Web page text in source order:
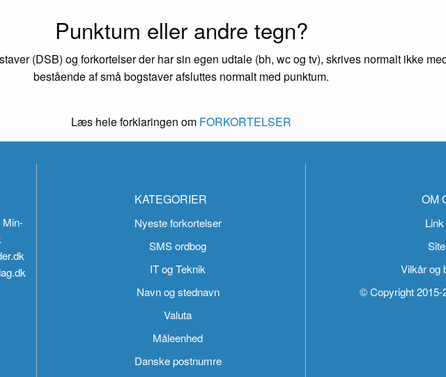
Punktum eller andre tegn?
(DSB) og forkortelser der har sin egen udtale (bh, wc og tv), skrives normalt ikke
bestående af små bogstaver afsluttes normalt med punktum.
Læs hele forklaringen om FORKORTELSER
Min-
KATEGORIER
Nyeste forkortelser
SMS ordbog
IT og Teknik
Navn og stednavn
Valuta
Måleenhed
Danske postnumre
OM
Vilkår og
© Copyright